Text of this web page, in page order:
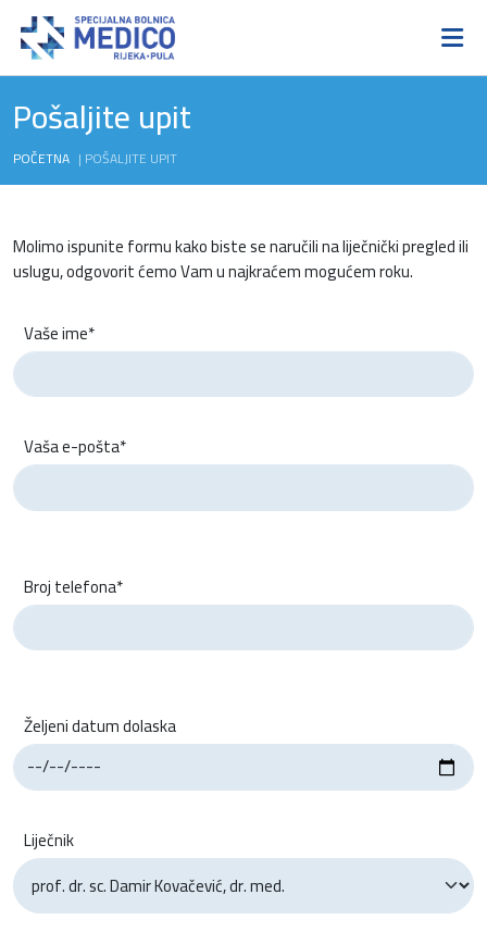
Pošaljite upit
POČETNA | POŠALJITE UPIT
Molimo ispunite formu kako biste se naručili na liječnički pregled ili
uslugu, odgovorit ćemo Vam u najkraćem mogućem roku.
Vaše ime*
Vaša e-pošta*
Broj telefona*
Željeni datum dolaska
Liječnik